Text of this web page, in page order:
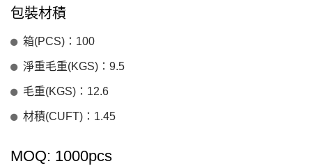
包裝材積
箱(PCS)：100
淨重毛重(KGS)：9.5
毛重(KGS)：12.6
材積(CUFT)：1.45
MOQ: 1000pcs